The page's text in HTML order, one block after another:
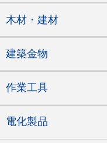
木材・建材
建築金物
作業工具
電化製品